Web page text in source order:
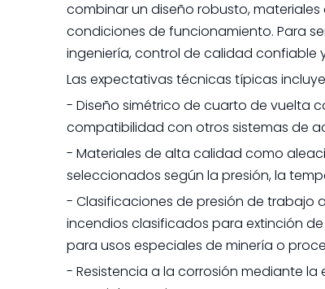
combinar un diseño robusto,
condiciones de funcionamiento. Para
ingeniería, control de calidad confiable
Las expectativas técnicas típicas
- Diseño simétrico de cuarto de vuelta
compatibilidad con otros sistemas de
- Materiales de alta calidad como
seleccionados según la presión, la
- Clasificaciones de presión de trabajo
incendios clasificados para extinción
para usos especiales de minería o
- Resistencia a la corrosión mediante